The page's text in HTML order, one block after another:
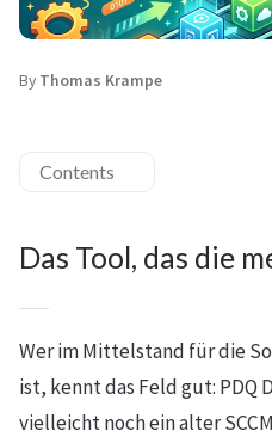
By Thomas Krampe
Contents
Das Tool, das die
Wer im Mittelstand für die
ist, kennt das Feld gut: PDQ
vielleicht noch ein alter